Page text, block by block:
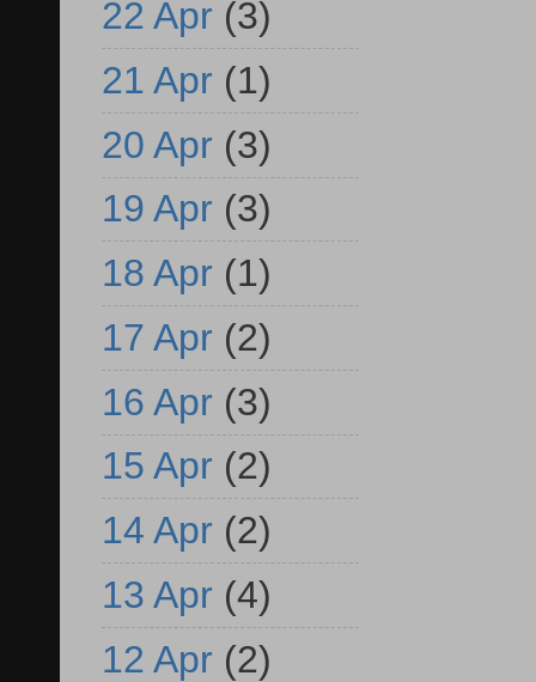
22 Apr (3)
21 Apr (1)
20 Apr (3)
19 Apr (3)
18 Apr (1)
17 Apr (2)
16 Apr (3)
15 Apr (2)
14 Apr (2)
13 Apr (4)
12 Apr (2)